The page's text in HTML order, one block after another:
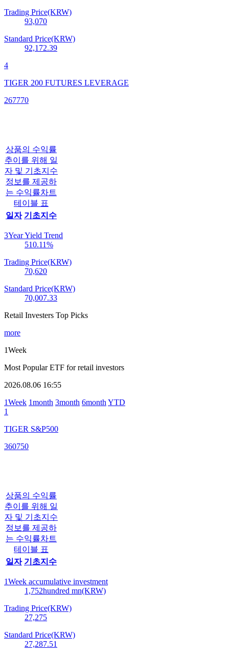
Trading Price(KRW)
93,070
Standard Price(KRW)
92,172.39
4
TIGER 200 FUTURES LEVERAGE
267770
상품의 수익률
추이를 위해 일
자 및 기초지수
정보를 제공하
는 수익률차트
테이블 표
일자 기초지수
3Year Yield Trend
510.11%
Trading Price(KRW)
70,620
Standard Price(KRW)
70,007.33
Retail Investers Top Picks
more
1Week
Most Popular ETF for retail investors
2026.08.06 16:55
1Week 1month 3month 6month YTD
1
TIGER S&P500
360750
상품의 수익률
추이를 위해 일
자 및 기초지수
정보를 제공하
는 수익률차트
테이블 표
일자 기초지수
1Week accumulative investment
1,752hundred mn(KRW)
Trading Price(KRW)
27,275
Standard Price(KRW)
27,287.51